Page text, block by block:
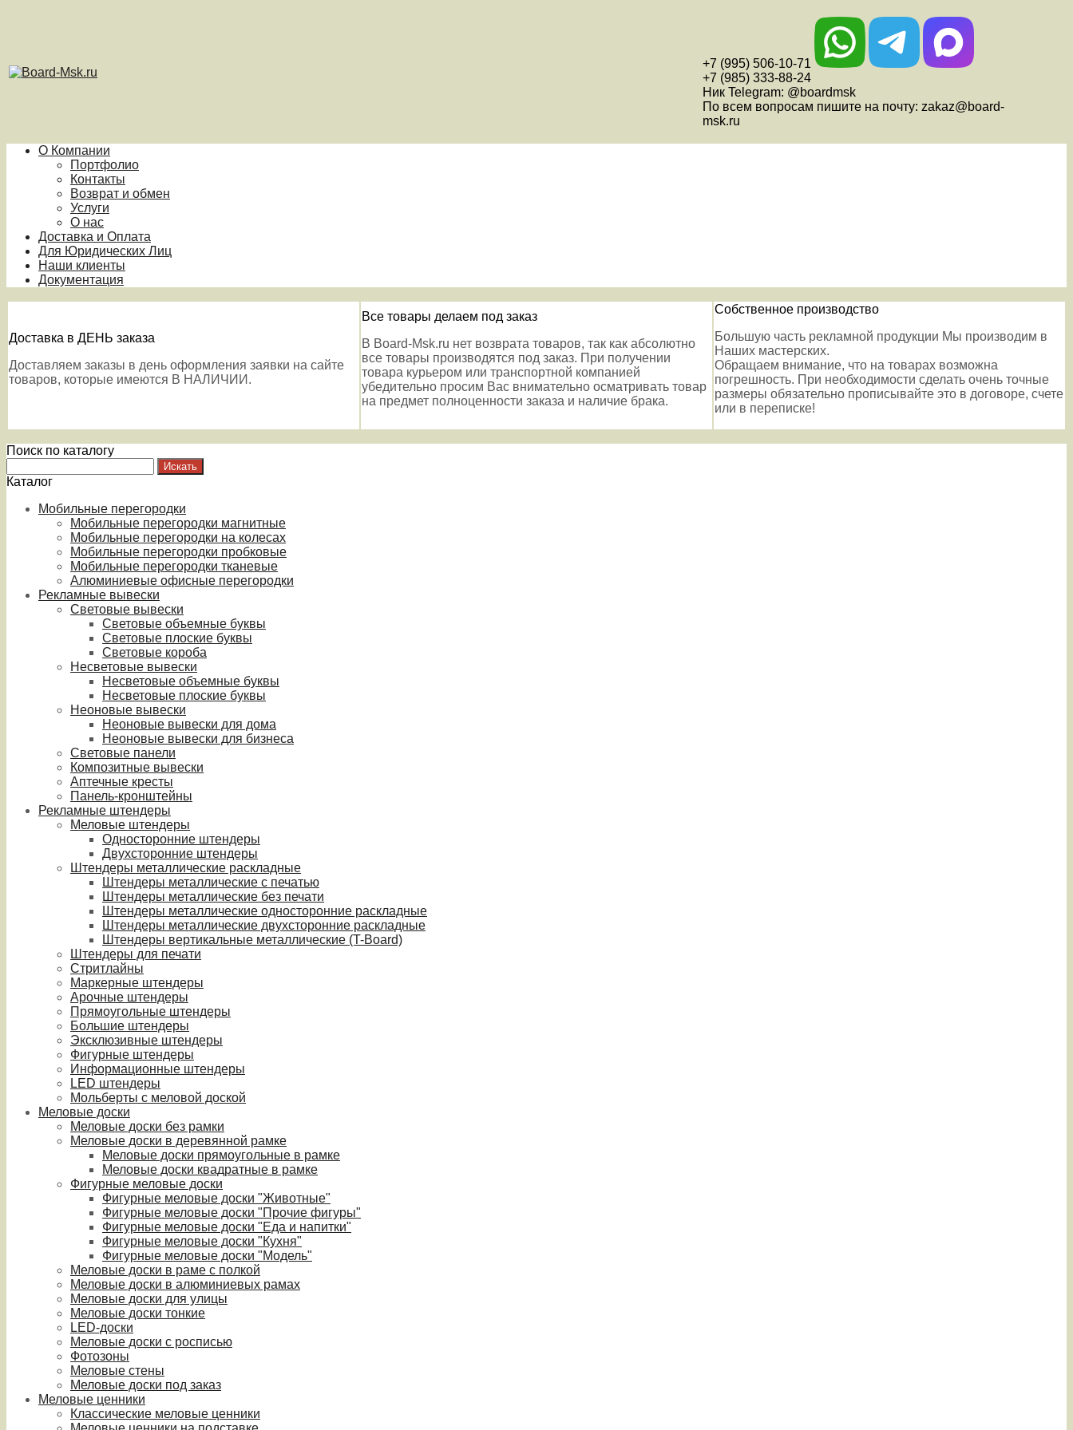
+7 (995) 506-10-71
+7 (985) 333-88-24
Ник Telegram: @boardmsk
По всем вопросам пишите на почту: zakaz@board-
msk.ru
О Компании
Портфолио
Контакты
Возврат и обмен
Услуги
О нас
Доставка и Оплата
Для Юридических Лиц
Наши клиенты
Документация
Доставка в ДЕНЬ заказа
Доставляем заказы в день оформления заявки на сайте
товаров, которые имеются В НАЛИЧИИ.
Все товары делаем под заказ
В Board-Msk.ru нет возврата товаров, так как абсолютно
все товары производятся под заказ. При получении
товара курьером или транспортной компанией
убедительно просим Вас внимательно осматривать товар
на предмет полноценности заказа и наличие брака.
Собственное производство
Большую часть рекламной продукции Мы производим в
Наших мастерских.
Обращаем внимание, что на товарах возможна
погрешность. При необходимости сделать очень точные
размеры обязательно прописывайте это в договоре, счете
или в переписке!
Поиск по каталогу
Каталог
Мобильные перегородки
Мобильные перегородки магнитные
Мобильные перегородки на колесах
Мобильные перегородки пробковые
Мобильные перегородки тканевые
Алюминиевые офисные перегородки
Рекламные вывески
Световые вывески
Световые объемные буквы
Световые плоские буквы
Световые короба
Несветовые вывески
Несветовые объемные буквы
Несветовые плоские буквы
Неоновые вывески
Неоновые вывески для дома
Неоновые вывески для бизнеса
Световые панели
Композитные вывески
Аптечные кресты
Панель-кронштейны
Рекламные штендеры
Меловые штендеры
Односторонние штендеры
Двухсторонние штендеры
Штендеры металлические раскладные
Штендеры металлические с печатью
Штендеры металлические без печати
Штендеры металлические односторонние раскладные
Штендеры металлические двухсторонние раскладные
Штендеры вертикальные металлические (T-Board)
Штендеры для печати
Стритлайны
Маркерные штендеры
Арочные штендеры
Прямоугольные штендеры
Большие штендеры
Эксклюзивные штендеры
Фигурные штендеры
Информационные штендеры
LED штендеры
Мольберты с меловой доской
Меловые доски
Меловые доски без рамки
Меловые доски в деревянной рамке
Меловые доски прямоугольные в рамке
Меловые доски квадратные в рамке
Фигурные меловые доски
Фигурные меловые доски "Животные"
Фигурные меловые доски "Прочие фигуры"
Фигурные меловые доски "Еда и напитки"
Фигурные меловые доски "Кухня"
Фигурные меловые доски "Модель"
Меловые доски в раме с полкой
Меловые доски в алюминиевых рамах
Меловые доски для улицы
Меловые доски тонкие
LED-доски
Меловые доски с росписью
Фотозоны
Меловые стены
Меловые доски под заказ
Меловые ценники
Классические меловые ценники